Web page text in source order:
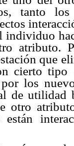
tanto
individuo
atributo.
que
cierto tipo
los
de utilidad
otro